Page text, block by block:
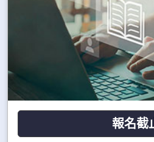
報名截